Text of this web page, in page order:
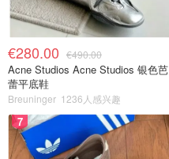
€280.00 €490.00
Acne Studios Acne Studios 银色芭
蕾平底鞋
Breuninger 1236人感兴趣
7